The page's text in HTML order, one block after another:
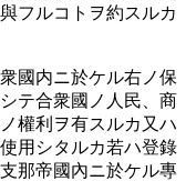
フルコトヲ約スルカ
國内ニ於ケル右ノ保
テ合衆國ノ人民、商
權利ヲ有スルカ又ハ
用シタルカ若ハ登錄
那帝國內ニ於ケル專